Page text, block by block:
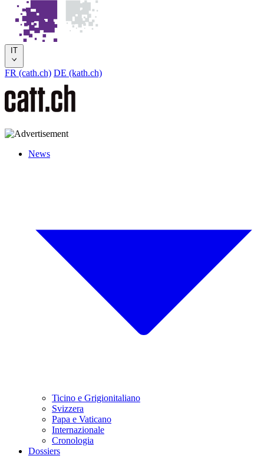
IT
FR (cath.ch) DE (kath.ch)
News
Ticino e Grigionitaliano
Svizzera
Papa e Vaticano
Internazionale
Cronologia
Dossiers